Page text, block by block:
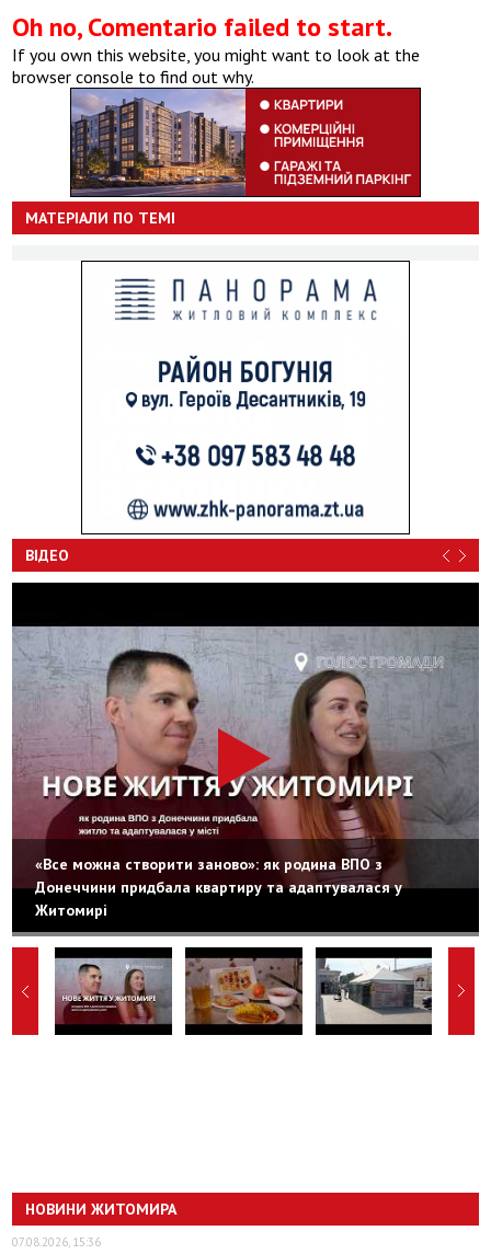
Oh no, Comentario failed to start.
If you own this website, you might want to look at the
browser console to find out why.
МАТЕРІАЛИ ПО ТЕМІ
ВІДЕО
«Все можна створити заново»: як родина ВПО з
Донеччини придбала квартиру та адаптувалася у
Житомирі
НОВИНИ ЖИТОМИРА
07.08.2026, 15:36